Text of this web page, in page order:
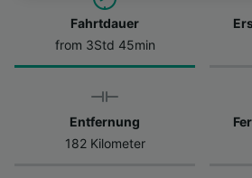
Fahrtdauer
from 3Std 45min
Entfernung
182 Kilometer
Datenschutzrichtlinie. Diese
werden unseren Partnern
haben keinen Einfluss auf
Daten werden nicht für
verwendet, wenn Sie uns
Surfverhalten nicht zu